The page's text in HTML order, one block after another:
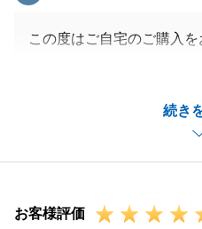
続き
この度はご自宅のご購入
ございませんでした。
新居でのご多幸、心より
今後ともどうぞ宜しくお
お客様評価